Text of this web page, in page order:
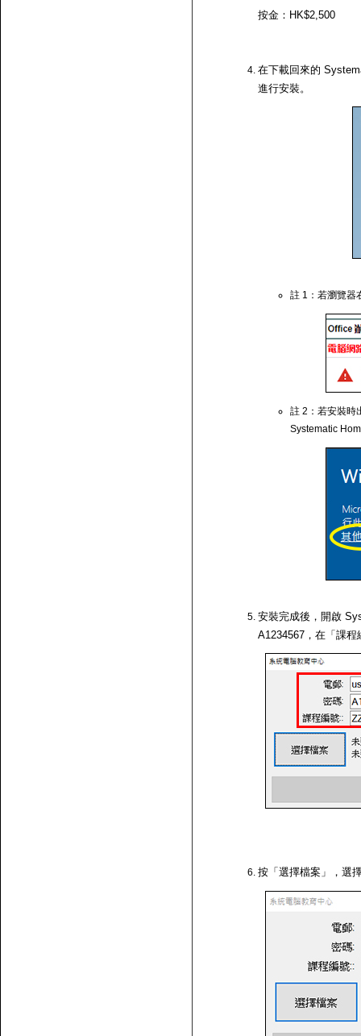
按金：HK$2,500
在下載回來的
進行安裝。
註 1：若瀏覽器
註 2：若安裝時
Systematic
安裝完成後，開啟
A1234567，在「課
按「選擇檔案」，選